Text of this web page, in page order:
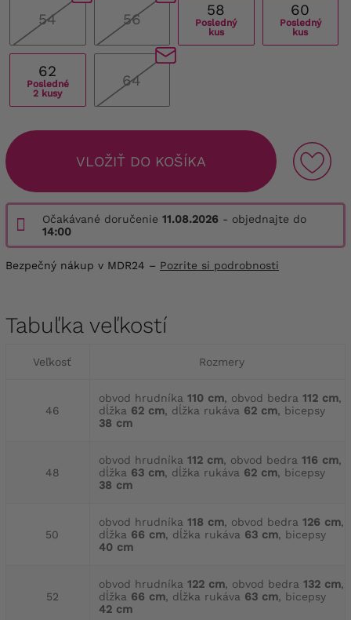
54 56
58
Posledný
kus
60
Posledný
kus
62
Posledné
2 kusy
64
VLOŽIŤ DO KOŠÍKA
Očakávané doručenie 11.08.2026 - objednajte do
14:00
Bezpečný nákup v MDR24 – Pozrite si podrobnosti
Tabuľka veľkostí
Veľkosť Rozmery
46
obvod hrudníka 110 cm, obvod bedra 112 cm,
dĺžka 62 cm, dĺžka rukáva 62 cm, bicepsy
38 cm
48
obvod hrudníka 112 cm, obvod bedra 116 cm,
dĺžka 63 cm, dĺžka rukáva 62 cm, bicepsy
38 cm
50
obvod hrudníka 118 cm, obvod bedra 126 cm,
dĺžka 66 cm, dĺžka rukáva 63 cm, bicepsy
40 cm
52
obvod hrudníka 122 cm, obvod bedra 132 cm,
dĺžka 66 cm, dĺžka rukáva 63 cm, bicepsy
42 cm